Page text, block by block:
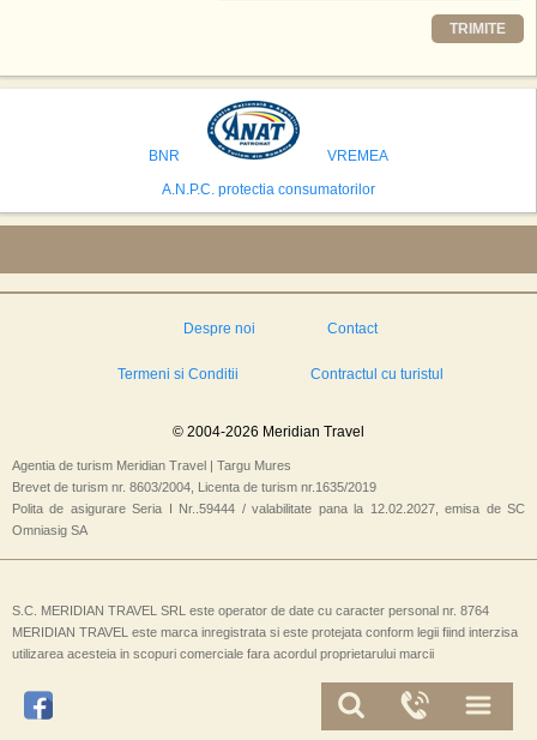
Printre celelalte tari care concureaza pentru a gazdui aceasta constructie
se numara Australia, Brazilia, China, Egipt, India, Polonia, Thailanda,
avea cele mai mari sanse de a castiga licitatia. Totusi, Spania, care se
preconizeaza ca va deveni a doua cea mai vizitata tara din lume in 2025,
isi bazeaza oferta pe infrastructura turistica solida si capacitatea hoteliera."
TRIMITE
BNR
VREMEA
A.N.P.C. protectia consumatorilor
Despre noi Contact
Termeni si Conditii Contractul cu turistul
© 2004-2026 Meridian Travel
Agentia de turism Meridian Travel | Targu Mures
Brevet de turism nr. 8603/2004, Licenta de turism nr.1635/2019
Polita de asigurare Seria I Nr..59444 / valabilitate pana la 12.02.2027, emisa de SC
Omniasig SA
S.C. MERIDIAN TRAVEL SRL este operator de date cu caracter personal nr. 8764
MERIDIAN TRAVEL este marca inregistrata si este protejata conform legii fiind interzisa
utilizarea acesteia in scopuri comerciale fara acordul proprietarului marcii